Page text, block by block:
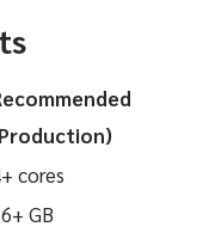
cores
GB